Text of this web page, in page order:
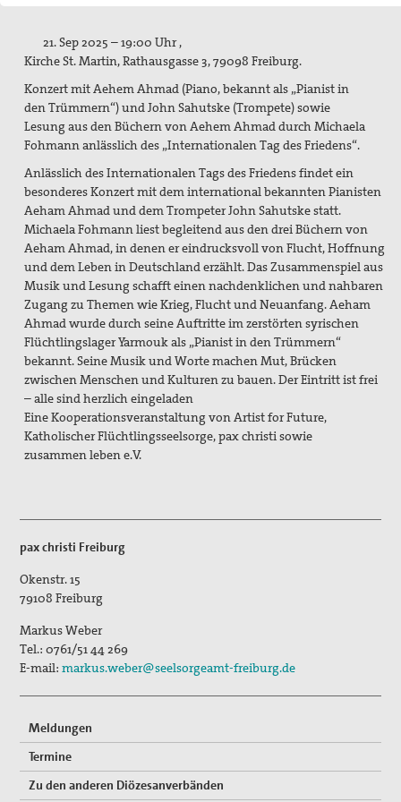
Spiritualität
Aktive Gewaltfreiheit
Bühler Kreuz und andere Orte des Friedens
Politisches Nachtgebet
Themen, Angebote und Projekte
Bündnis "Schulfrei für die Bundeswehr. Lernen für den
Frieden"
Filmgespräch "tun wir. tun wir. was dazu."
Friedensbildung
Friedensläufe
Freiwilligendienste
Minderheiten, Migration und Flucht
Rüstungsexporte
Max Josef Metzger - Ein Pionier des Friedens und der
Ökumene
Bedeutung als Vordenker und Vorkämpfer für Frieden
und Ökumene
2019_Zum 75. Todestag Max Josef Metzgers
21. Sep 2025 – 19:00 Uhr ,
Kirche St. Martin, Rathausgasse 3, 79098 Freiburg.
Konzert mit Aehem Ahmad (Piano, bekannt als „Pianist in
den Trümmern“) und John Sahutske (Trompete) sowie
Lesung aus den Büchern von Aehem Ahmad durch Michaela
Fohmann anlässlich des „Internationalen Tag des Friedens“.
Anlässlich des Internationalen Tags des Friedens findet ein
besonderes Konzert mit dem international bekannten Pianisten
Aeham Ahmad und dem Trompeter John Sahutske statt.
Michaela Fohmann liest begleitend aus den drei Büchern von
Aeham Ahmad, in denen er eindrucksvoll von Flucht, Hoffnung
und dem Leben in Deutschland erzählt. Das Zusammenspiel aus
Musik und Lesung schafft einen nachdenklichen und nahbaren
Zugang zu Themen wie Krieg, Flucht und Neuanfang. Aeham
Ahmad wurde durch seine Auftritte im zerstörten syrischen
Flüchtlingslager Yarmouk als „Pianist in den Trümmern“
bekannt. Seine Musik und Worte machen Mut, Brücken
zwischen Menschen und Kulturen zu bauen. Der Eintritt ist frei
– alle sind herzlich eingeladen
Eine Kooperationsveranstaltung von Artist for Future,
Katholischer Flüchtlingsseelsorge, pax christi sowie
zusammen leben e.V.
pax christi Freiburg
Okenstr. 15
79108 Freiburg
Markus Weber
Tel.:0761/51 44 269
E-mail:markus.weber@seelsorgeamt-freiburg.de
Meldungen
Termine
Zu den anderen Diözesanverbänden